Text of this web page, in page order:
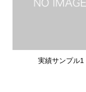
実績サンプル1